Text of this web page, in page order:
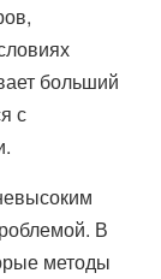
больший
с
В
методы